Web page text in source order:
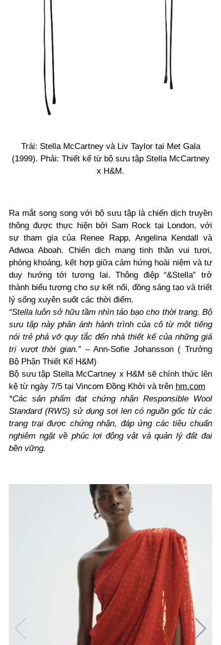
Trái: Stella McCartney và Liv Taylor tại Met Gala
(1999). Phải: Thiết kế từ bộ sưu tập Stella McCartney
x H&M.
Ra mắt song song với bộ sưu tập là chiến dịch truyền
thông được thực hiện bởi Sam Rock tại London, với
sự tham gia của Renee Rapp, Angelina Kendall và
Adwoa Aboah. Chiến dịch mang tinh thần vui tươi,
phóng khoáng, kết hợp giữa cảm hứng hoài niệm và tư
duy hướng tới tương lai. Thông điệp “&Stella” trở
thành biểu tượng cho sự kết nối, đồng sáng tạo và triết
lý sống xuyên suốt các thời điểm.
“Stella luôn sở hữu tầm nhìn táo bạo cho thời trang. Bộ
sưu tập này phản ánh hành trình của cô từ một tiếng
nói trẻ phá vỡ quy tắc đến nhà thiết kế của những giá
trị vượt thời gian.” – Ann-Sofie Johansson ( Trưởng
Bộ Phận Thiết Kế H&M)
Bộ sưu tập Stella McCartney x H&M sẽ chính thức lên
kệ từ ngày 7/5 tại Vincom Đồng Khởi và trên hm.com
*Các sản phẩm đạt chứng nhận Responsible Wool
Standard (RWS) sử dụng sợi len có nguồn gốc từ các
trang trại được chứng nhận, đáp ứng các tiêu chuẩn
nghiêm ngặt về phúc lợi động vật và quản lý đất đai
bền vững.